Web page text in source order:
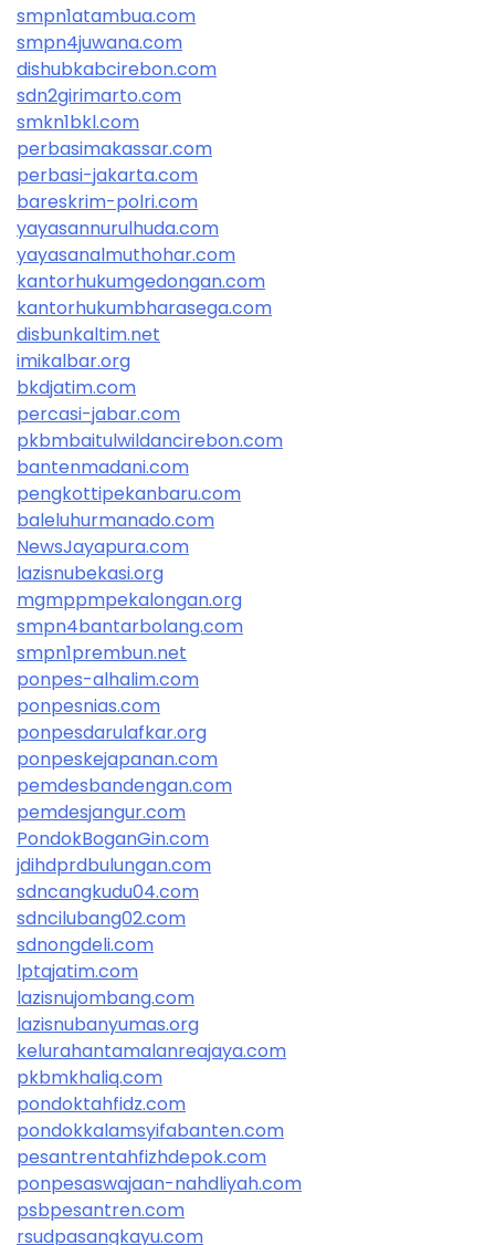
smpn1atambua.com
smpn4juwana.com
dishubkabcirebon.com
sdn2girimarto.com
smkn1bkl.com
perbasimakassar.com
perbasi-jakarta.com
bareskrim-polri.com
yayasannurulhuda.com
yayasanalmuthohar.com
kantorhukumgedongan.com
kantorhukumbharasega.com
disbunkaltim.net
imikalbar.org
bkdjatim.com
percasi-jabar.com
pkbmbaitulwildancirebon.com
bantenmadani.com
pengkottipekanbaru.com
baleluhurmanado.com
NewsJayapura.com
lazisnubekasi.org
mgmppmpekalongan.org
smpn4bantarbolang.com
smpn1prembun.net
ponpes-alhalim.com
ponpesnias.com
ponpesdarulafkar.org
ponpeskejapanan.com
pemdesbandengan.com
pemdesjangur.com
PondokBoganGin.com
jdihdprdbulungan.com
sdncangkudu04.com
sdncilubang02.com
sdnongdeli.com
lptqjatim.com
lazisnujombang.com
lazisnubanyumas.org
kelurahantamalanreajaya.com
pkbmkhaliq.com
pondoktahfidz.com
pondokkalamsyifabanten.com
pesantrentahfizhdepok.com
ponpesaswajaan-nahdliyah.com
psbpesantren.com
rsudpasangkayu.com